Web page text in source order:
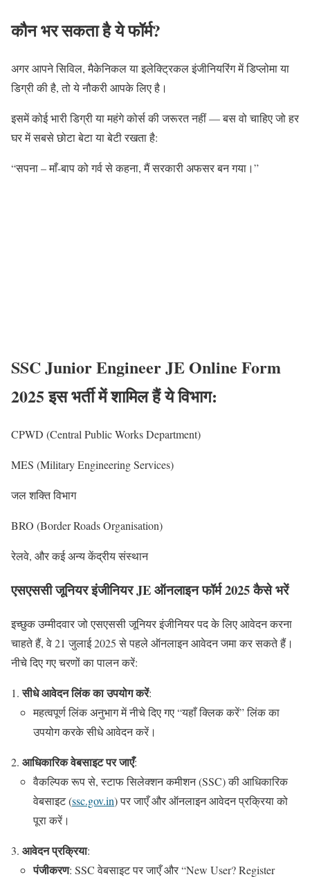
कौन भर सकता है ये फॉर्म?
अगर आपने सिविल, मैकेनिकल या इलेक्ट्रिकल इंजीनियरिंग में डिप्लोमा या
डिग्री की है, तो ये नौकरी आपके लिए है।
इसमें कोई भारी डिग्री या महंगे कोर्स की जरूरत नहीं — बस वो चाहिए जो हर
घर में सबसे छोटा बेटा या बेटी रखता है:
“सपना – माँ-बाप को गर्व से कहना, मैं सरकारी अफसर बन गया।”
SSC Junior Engineer JE Online Form
2025 इस भर्ती में शामिल हैं ये विभाग:
CPWD (Central Public Works Department)
MES (Military Engineering Services)
जल शक्ति विभाग
BRO (Border Roads Organisation)
रेलवे, और कई अन्य केंद्रीय संस्थान
एसएससी जूनियर इंजीनियर JE ऑनलाइन फॉर्म 2025 कैसे भरें
इच्छुक उम्मीदवार जो एसएससी जूनियर इंजीनियर पद के लिए आवेदन करना
चाहते हैं, वे 21 जुलाई 2025 से पहले ऑनलाइन आवेदन जमा कर सकते हैं।
नीचे दिए गए चरणों का पालन करें:
सीधे आवेदन लिंक का उपयोग करें:
महत्वपूर्ण लिंक अनुभाग में नीचे दिए गए “यहाँ क्लिक करें” लिंक का
उपयोग करके सीधे आवेदन करें।
आधिकारिक वेबसाइट पर जाएँ:
वैकल्पिक रूप से, स्टाफ सिलेक्शन कमीशन (SSC) की आधिकारिक
वेबसाइट (ssc.gov.in) पर जाएँ और ऑनलाइन आवेदन प्रक्रिया को
पूरा करें।
आवेदन प्रक्रिया:
पंजीकरण: SSC वेबसाइट पर जाएँ और “New User? Register